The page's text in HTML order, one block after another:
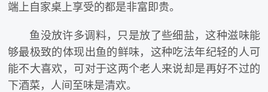
端上自家桌上享受的都是非富即贵。
鱼没放许多调料，只是放了些细盐，这种滋味能
够最极致的体现出鱼的鲜味，这种吃法年纪轻的人可
能不大喜欢，可对于这两个老人来说却是再好不过的
下酒菜，人间至味是清欢。